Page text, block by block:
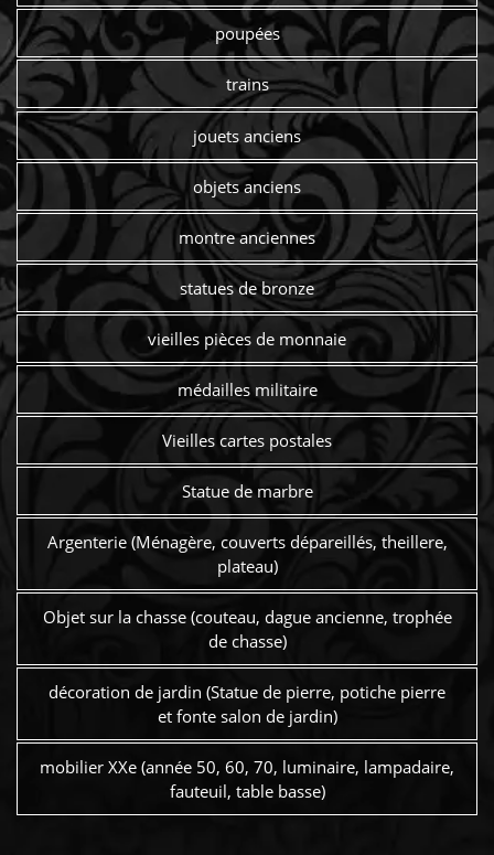
poupées
trains
jouets anciens
objets anciens
montre anciennes
statues de bronze
vieilles pièces de monnaie
médailles militaire
Vieilles cartes postales
Statue de marbre
Argenterie (Ménagère, couverts dépareillés, theillere,
plateau)
Objet sur la chasse (couteau, dague ancienne, trophée
de chasse)
décoration de jardin (Statue de pierre, potiche pierre
et fonte salon de jardin)
mobilier XXe (année 50, 60, 70, luminaire, lampadaire,
fauteuil, table basse)